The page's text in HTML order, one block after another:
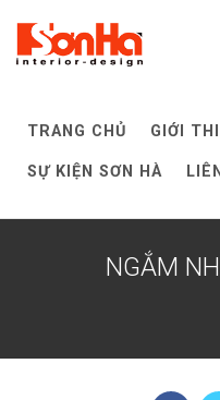
content
TRANG CHỦ GIỚI
SỰ KIỆN SƠN HÀ
NGẮM